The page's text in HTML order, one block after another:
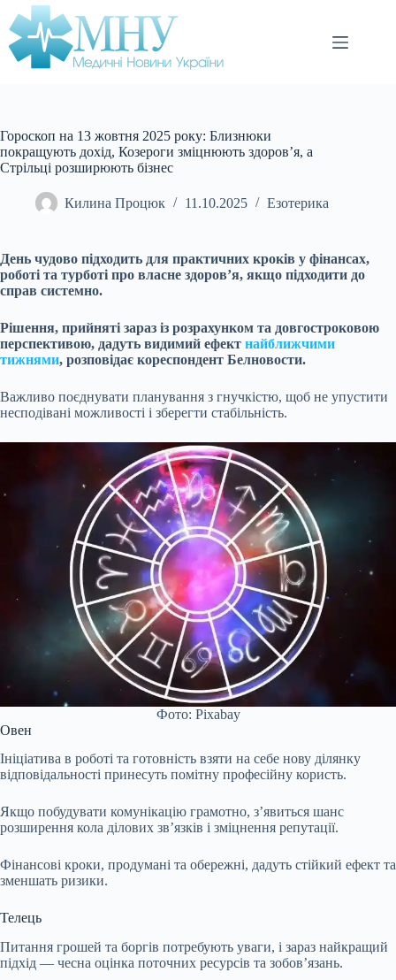
Перейти
до
вмісту
Гороскоп на 13 жовтня 2025 року: Близнюки
покращують дохід, Козероги зміцнюють здоров’я, а
Стрільці розширюють бізнес
Килина Процюк 11.10.2025 Езотерика
День чудово підходить для практичних кроків у фінансах,
роботі та турботі про власне здоров’я, якщо підходити до
справ системно.
Рішення, прийняті зараз із розрахунком та довгостроковою
перспективою, дадуть видимий ефект найближчими
тижнями, розповідає кореспондент Белновости.
Важливо поєднувати планування з гнучкістю, щоб не упустити
несподівані можливості і зберегти стабільність.
Фото: Pixabay
Овен
Ініціатива в роботі та готовність взяти на себе нову ділянку
відповідальності принесуть помітну професійну користь.
Якщо побудувати комунікацію грамотно, з’явиться шанс
розширення кола ділових зв’язків і зміцнення репутації.
Фінансові кроки, продумані та обережні, дадуть стійкий ефект та
зменшать ризики.
Телець
Питання грошей та боргів потребують уваги, і зараз найкращий
підхід — чесна оцінка поточних ресурсів та зобов’язань.